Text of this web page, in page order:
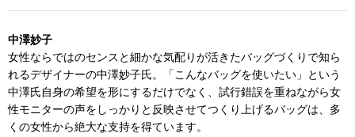
Miss Kyouko／ミスキョウコ
革小物
中澤妙子
女性ならではのセンスと細かな気配りが活きたバッグづくりで知ら
れるデザイナーの中澤妙子氏。「こんなバッグを使いたい」という
中澤氏自身の希望を形にするだけでなく、試行錯誤を重ねながら女
性モニターの声をしっかりと反映させてつくり上げるバッグは、多
くの女性から絶大な支持を得ています。